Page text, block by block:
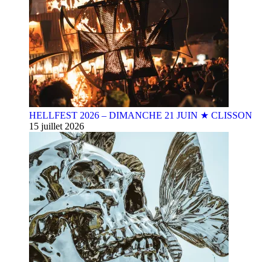
HELLFEST 2026 – DIMANCHE 21 JUIN ★ CLISSON
15 juillet 2026